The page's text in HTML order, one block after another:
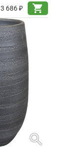
3 686 ₽
shopping_cart
search